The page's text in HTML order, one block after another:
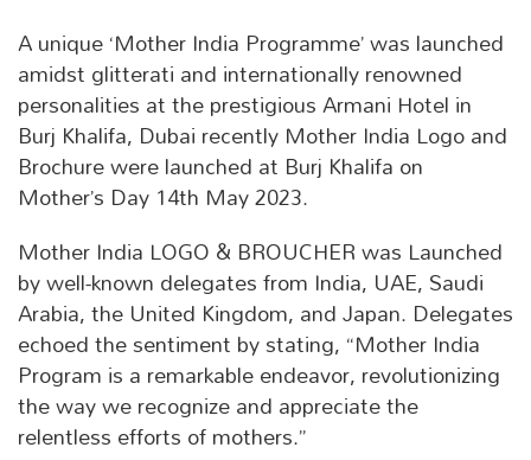
A unique ‘Mother India Programme’ was launched
amidst glitterati and internationally renowned
personalities at the prestigious Armani Hotel in
Burj Khalifa, Dubai recently Mother India Logo and
Brochure were launched at Burj Khalifa on
Mother’s Day 14th May 2023.
Mother India LOGO & BROUCHER was Launched
by well-known delegates from India, UAE, Saudi
Arabia, the United Kingdom, and Japan. Delegates
echoed the sentiment by stating, “Mother India
Program is a remarkable endeavor, revolutionizing
the way we recognize and appreciate the
relentless efforts of mothers.”